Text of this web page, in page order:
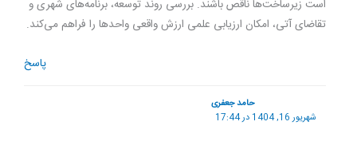
است زیرساخت‌ها ناقص باشند. بررسی روند توسعه، برنامه‌های شهری و
تقاضای آتی، امکان ارزیابی علمی ارزش واقعی واحدها را فراهم می‌کند.
پاسخ
حامد جعفری
شهریور 16, 1404 در 17:44